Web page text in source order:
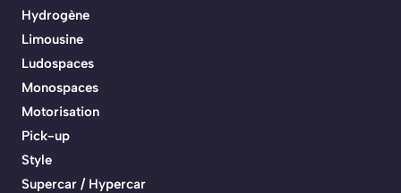
Hydrogène
Limousine
Ludospaces
Monospaces
Motorisation
Pick-up
Style
Supercar / Hypercar